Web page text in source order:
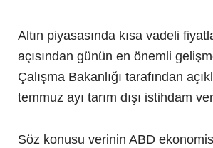
Altın piyasasında kısa vadeli
açısından günün en önemli
Çalışma Bakanlığı tarafından
temmuz ayı tarım dışı istihdam
Söz konusu verinin ABD